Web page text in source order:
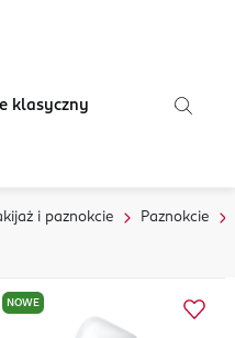
klasyczny
i paznokcie Paznokcie
NOWE